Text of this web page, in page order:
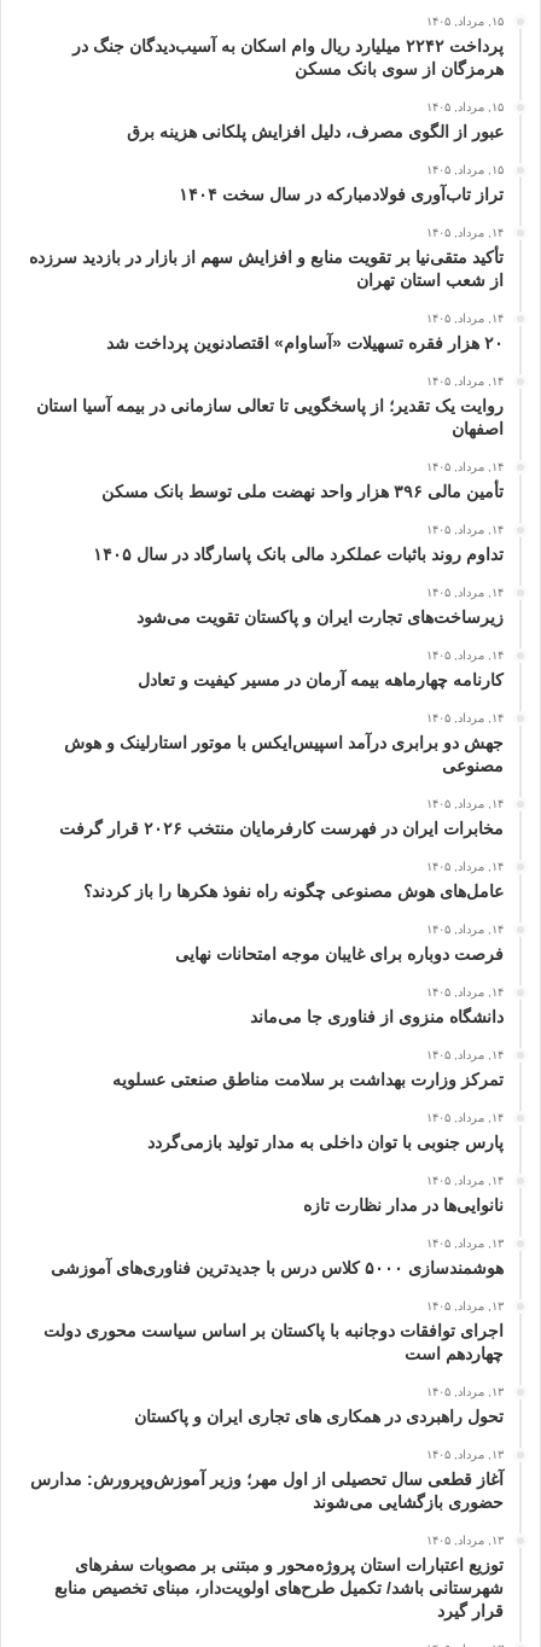
۱۵, مرداد, ۱۴۰۵
پرداخت ۲۲۴۲ میلیارد ریال وام اسکان به آسیب‌دیدگان جنگ در
هرمزگان از سوی بانک مسکن
۱۵, مرداد, ۱۴۰۵
عبور از الگوی مصرف، دلیل افزایش پلکانی هزینه برق
۱۵, مرداد, ۱۴۰۵
تراز تاب‌آوری فولادمبارکه در سال سخت ۱۴۰۴
۱۴, مرداد, ۱۴۰۵
تأکید متقی‌نیا بر تقویت منابع و افزایش سهم از بازار در بازدید سرزده
از شعب استان تهران
۱۴, مرداد, ۱۴۰۵
۲۰ هزار فقره تسهیلات «آساوام» اقتصادنوین پرداخت شد
۱۴, مرداد, ۱۴۰۵
روایت یک تقدیر؛ از پاسخگویی تا تعالی سازمانی در بیمه آسیا استان
اصفهان
۱۴, مرداد, ۱۴۰۵
تأمین مالی ۳۹۶ هزار واحد نهضت ملی توسط بانک مسکن
۱۴, مرداد, ۱۴۰۵
تداوم روند باثبات عملکرد مالی بانک پاسارگاد در سال ۱۴۰۵
۱۴, مرداد, ۱۴۰۵
زیرساخت‌های تجارت ایران و پاکستان تقویت می‌شود
۱۴, مرداد, ۱۴۰۵
کارنامه چهارماهه بیمه آرمان در مسیر کیفیت و تعادل
۱۴, مرداد, ۱۴۰۵
جهش دو برابری درآمد اسپیس‌ایکس با موتور استارلینک و هوش
مصنوعی
۱۴, مرداد, ۱۴۰۵
مخابرات ایران در فهرست کارفرمایان منتخب ۲۰۲۶ قرار گرفت
۱۴, مرداد, ۱۴۰۵
عامل‌های هوش مصنوعی چگونه راه نفوذ هکرها را باز کردند؟
۱۴, مرداد, ۱۴۰۵
فرصت دوباره برای غایبان موجه امتحانات نهایی
۱۴, مرداد, ۱۴۰۵
دانشگاه منزوی از فناوری جا می‌ماند
۱۴, مرداد, ۱۴۰۵
تمرکز وزارت بهداشت بر سلامت مناطق صنعتی عسلویه
۱۴, مرداد, ۱۴۰۵
پارس جنوبی با توان داخلی به مدار تولید بازمی‌گردد
۱۴, مرداد, ۱۴۰۵
نانوایی‌ها در مدار نظارت تازه
۱۳, مرداد, ۱۴۰۵
هوشمندسازی ۵۰۰۰ کلاس درس با جدیدترین فناوری‌های آموزشی
۱۳, مرداد, ۱۴۰۵
اجرای توافقات دوجانبه با پاکستان بر اساس سیاست محوری دولت
چهاردهم است
۱۳, مرداد, ۱۴۰۵
تحول راهبردی در همکاری های تجاری ایران و پاکستان
۱۳, مرداد, ۱۴۰۵
آغاز قطعی سال تحصیلی از اول مهر؛ وزیر آموزش‌وپرورش: مدارس
حضوری بازگشایی می‌شوند
۱۳, مرداد, ۱۴۰۵
توزیع اعتبارات استان پروژه‌محور و مبتنی بر مصوبات سفرهای
شهرستانی باشد/ تکمیل طرح‌های اولویت‌دار، مبنای تخصیص منابع
قرار گیرد